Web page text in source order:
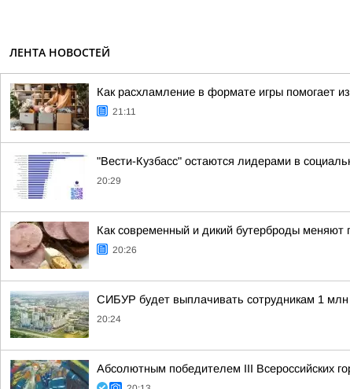
ЛЕНТА НОВОСТЕЙ
Как расхламление в формате игры помогает
21:11
"Вести-Кузбасс" остаются лидерами в
20:29
Как современный и дикий бутерброды меняют
20:26
СИБУР будет выплачивать сотрудникам 1
20:24
Абсолютным победителем III Всероссийских